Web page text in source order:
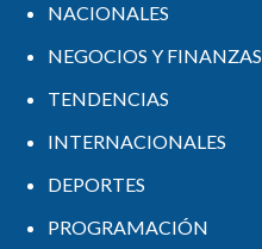
NACIONALES
NEGOCIOS Y FINANZAS
TENDENCIAS
INTERNACIONALES
DEPORTES
PROGRAMACIÓN